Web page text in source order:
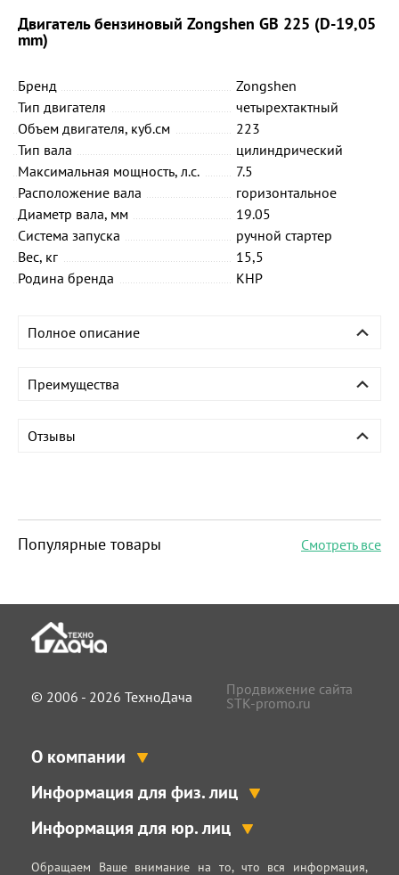
Двигатель бензиновый Zongshen GB 225 (D-19,05
mm)
Бренд
Zongshen
Тип двигателя
четырехтактный
Объем двигателя, куб.см
223
Тип вала
цилиндрический
Максимальная мощность, л.с.
7.5
Расположение вала
горизонтальное
Диаметр вала, мм
19.05
Система запуска
ручной стартер
Вес, кг
15,5
Родина бренда
КНР
Полное описание
Преимущества
Отзывы
Популярные товары Смотреть все
© 2006 - 2026 ТехноДача
Продвижение сайта
STK-promo.ru
О компании
Информация для физ. лиц
Информация для юр. лиц
Обращаем Ваше внимание на то, что вся информация,